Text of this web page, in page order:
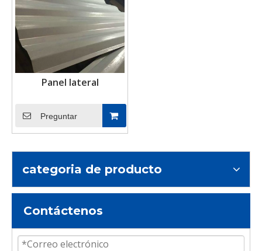
Panel lateral
Preguntar
categoria de producto
Contáctenos